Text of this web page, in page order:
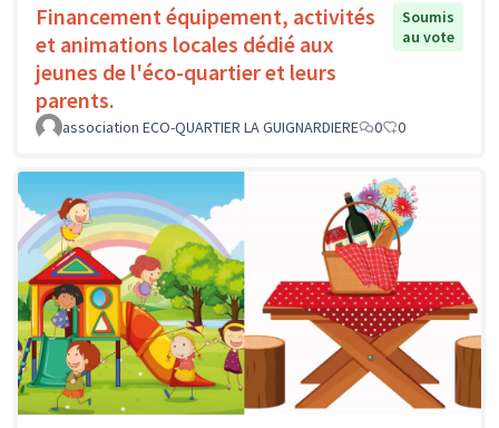
Financement équipement, activités
et animations locales dédié aux
jeunes de l'éco-quartier et leurs
parents.
Soumis
au vote
association ECO-QUARTIER LA GUIGNARDIERE 0 0